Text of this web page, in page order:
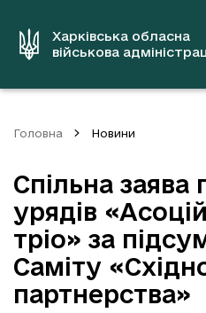
вмістуХарківська обласна
військова
Головна Новини
Спільна
урядів
тріо» за
Саміту
партнерства»